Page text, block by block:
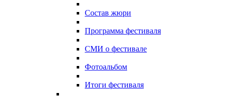
Состав жюри
Программа фестиваля
СМИ о фестивале
Фотоальбом
Итоги фестиваля